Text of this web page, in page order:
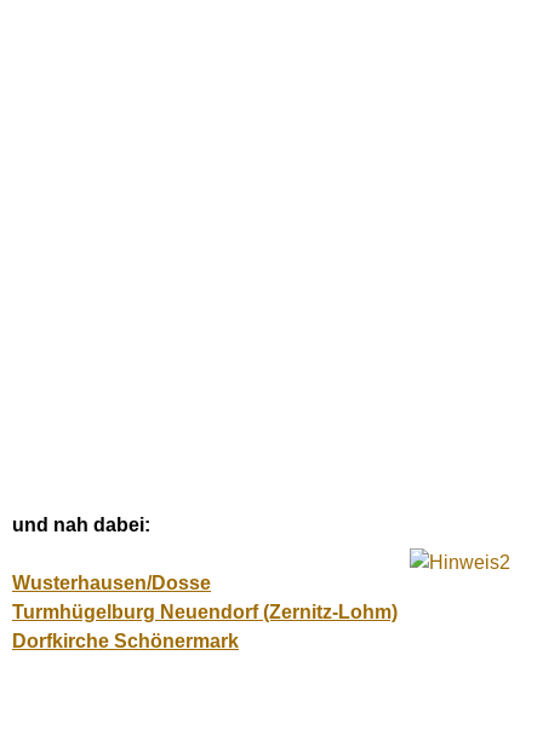
und nah dabei:
Wusterhausen/Dosse
Turmhügelburg Neuendorf (Zernitz-Lohm)
Dorfkirche Schönermark